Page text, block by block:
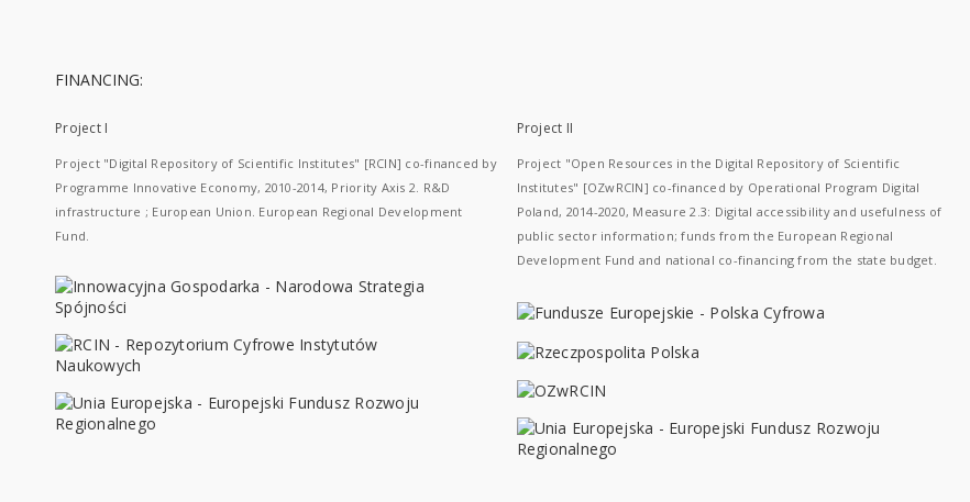
FINANCING:
Project I
Project "Digital Repository of Scientific Institutes" [RCIN] co-financed by
Programme Innovative Economy, 2010-2014, Priority Axis 2. R&D
infrastructure ; European Union. European Regional Development
Fund.
Project II
Project "Open Resources in the Digital Repository of Scientific
Institutes" [OZwRCIN] co-financed by Operational Program Digital
Poland, 2014-2020, Measure 2.3: Digital accessibility and usefulness of
public sector information; funds from the European Regional
Development Fund and national co-financing from the state budget.